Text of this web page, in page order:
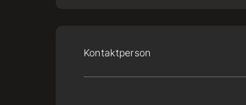
Kontaktperson